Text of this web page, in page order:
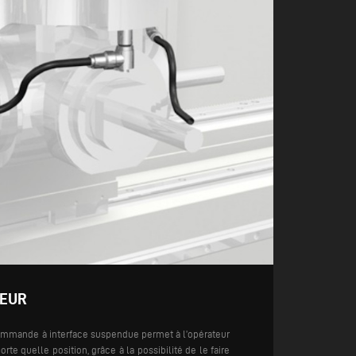
à interface suspendue permet à l’opérateur
quelle position, grâce à la possibilité de le faire